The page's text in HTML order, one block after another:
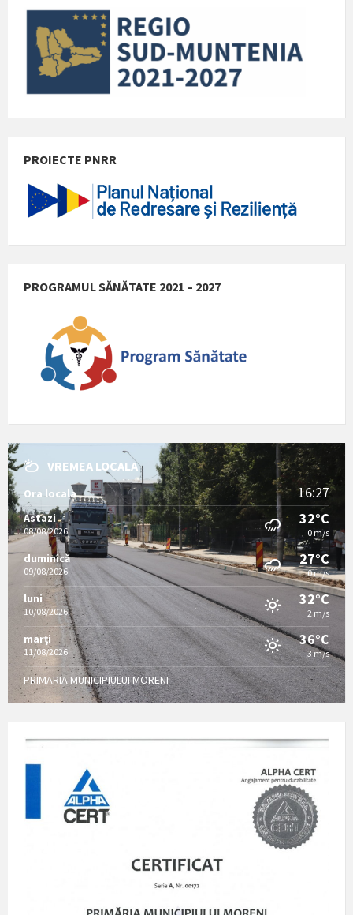
PROIECTE PNRR
PROGRAMUL SĂNĂTATE 2021 – 2027
VREMEA LOCALA
Ora locala 16:27
Astazi
08/08/2026
32°C
0 m/s
duminică
09/08/2026
27°C
0 m/s
luni
10/08/2026
32°C
2 m/s
marți
11/08/2026
36°C
3 m/s
PRIMARIA MUNICIPIULUI MORENI